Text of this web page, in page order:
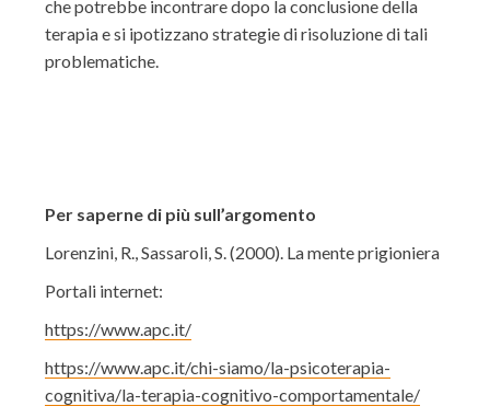
che potrebbe incontrare dopo la conclusione della
terapia e si ipotizzano strategie di risoluzione di tali
problematiche.
Per saperne di più sull’argomento
Lorenzini, R., Sassaroli, S. (2000). La mente prigioniera
Portali internet:
https://www.apc.it/
https://www.apc.it/chi-siamo/la-psicoterapia-
cognitiva/la-terapia-cognitivo-comportamentale/